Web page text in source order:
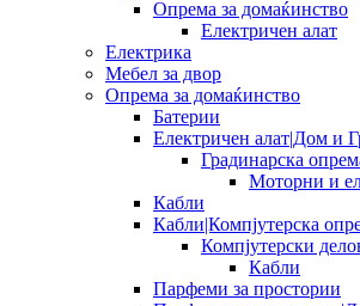
Опрема за домаќинство
Електричен алат
Електрика
Мебел за двор
Опрема за домаќинство
Батерии
Електричен алат|Дом и
Градинарска
Моторни и
Кабли
Кабли|Компјутерска
Компјутерски
Кабли
Парфеми за простории